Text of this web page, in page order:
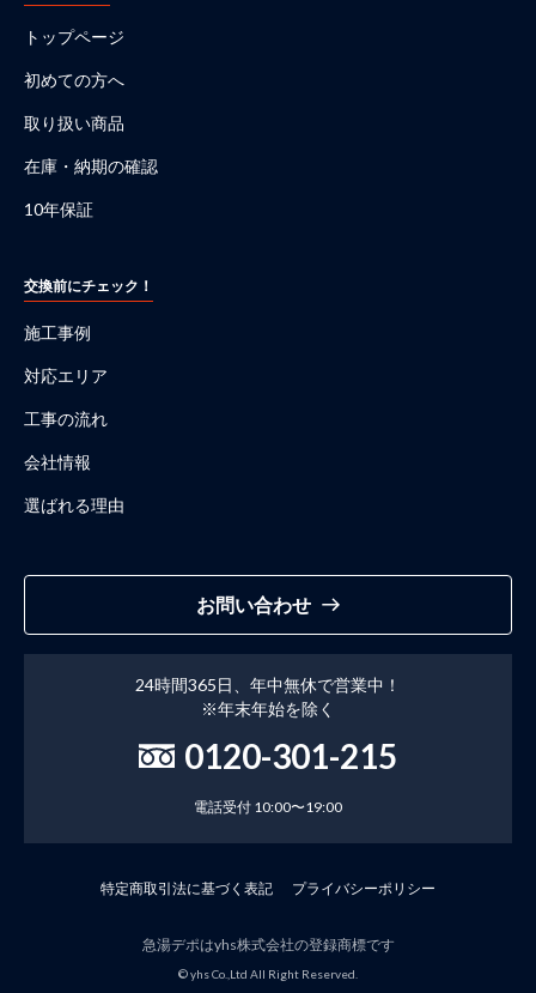
トップページ
初めての方へ
取り扱い商品
在庫・納期の確認
10年保証
交換前にチェック！
施工事例
対応エリア
工事の流れ
会社情報
選ばれる理由
お問い合わせ
24時間365日、年中無休で営業中！
※年末年始を除く
0120-301-215
電話受付 10:00〜19:00
特定商取引法に基づく表記 プライバシーポリシー
急湯デポはyhs株式会社の登録商標です
© yhs Co.,Ltd All Right Reserved.